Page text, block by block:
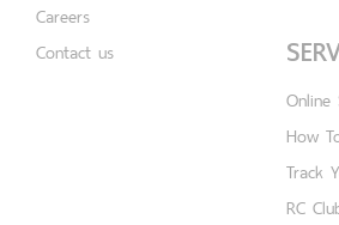
Careers
Contact us
Online
How
Track
RC